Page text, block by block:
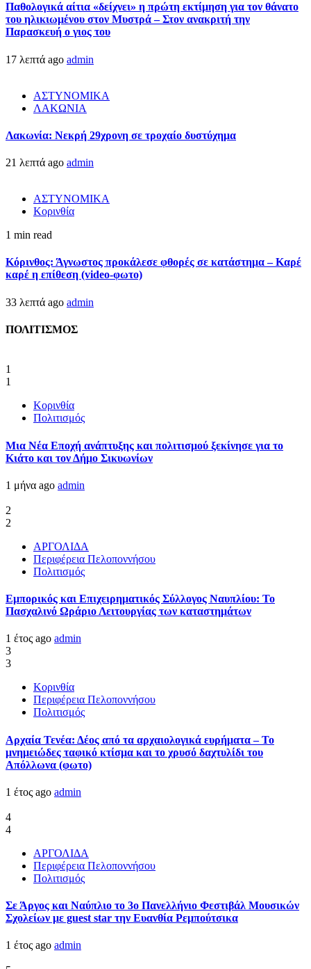
Παθολογικά αίτια «δείχνει» η πρώτη εκτίμηση για τον θάνατο
του ηλικιωμένου στον Μυστρά – Στον ανακριτή την
Παρασκευή ο γιος του
17 λεπτά ago admin
ΑΣΤΥΝΟΜΙΚΑ
ΛΑΚΩΝΙΑ
Λακωνία: Νεκρή 29χρονη σε τροχαίο δυστύχημα
21 λεπτά ago admin
ΑΣΤΥΝΟΜΙΚΑ
Κορινθία
1 min read
Κόρινθος: Άγνωστος προκάλεσε φθορές σε κατάστημα – Καρέ
καρέ η επίθεση (video-φωτο)
33 λεπτά ago admin
ΠΟΛΙΤΙΣΜΟΣ
1
1
Κορινθία
Πολιτισμός
Μια Νέα Εποχή ανάπτυξης και πολιτισμού ξεκίνησε για το
Κιάτο και τον Δήμο Σικυωνίων
1 μήνα ago admin
2
2
ΑΡΓΟΛΙΔΑ
Περιφέρεια Πελοποννήσου
Πολιτισμός
Εμπορικός και Επιχειρηματικός Σύλλογος Ναυπλίου: Το
Πασχαλινό Ωράριο Λειτουργίας των καταστημάτων
1 έτος ago admin
3
3
Κορινθία
Περιφέρεια Πελοποννήσου
Πολιτισμός
Αρχαία Τενέα: Δέος από τα αρχαιολογικά ευρήματα – Το
μνημειώδες ταφικό κτίσμα και το χρυσό δαχτυλίδι του
Απόλλωνα (φωτο)
1 έτος ago admin
4
4
ΑΡΓΟΛΙΔΑ
Περιφέρεια Πελοποννήσου
Πολιτισμός
Σε Άργος και Ναύπλιο το 3ο Πανελλήνιο Φεστιβάλ Μουσικών
Σχολείων με guest star την Ευανθία Ρεμπούτσικα
1 έτος ago admin